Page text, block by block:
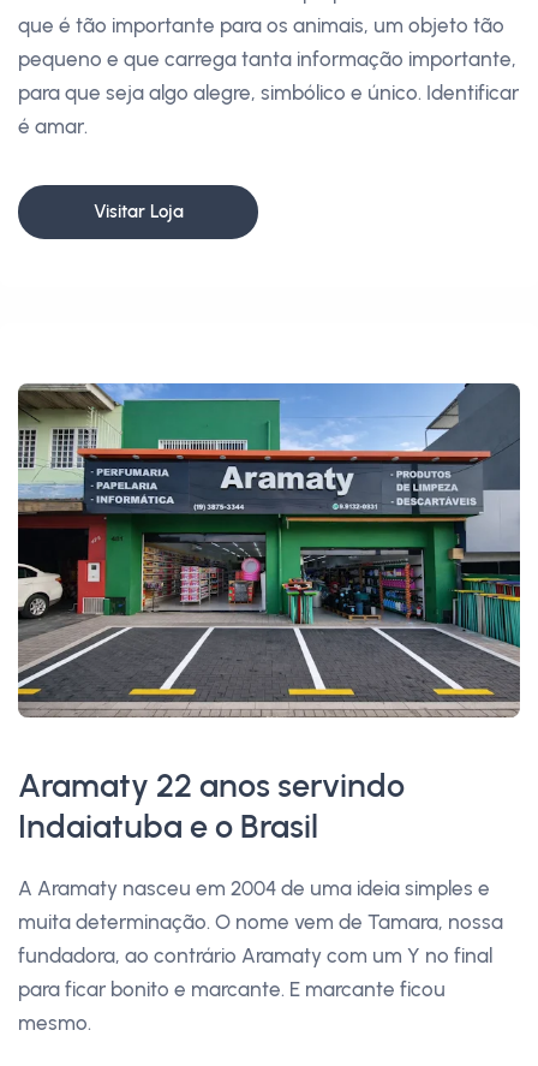
que é tão importante para os animais, um objeto tão
pequeno e que carrega tanta informação importante,
para que seja algo alegre, simbólico e único. Identificar
é amar.
Visitar Loja
Aramaty 22 anos servindo
Indaiatuba e o Brasil
A Aramaty nasceu em 2004 de uma ideia simples e
muita determinação. O nome vem de Tamara, nossa
fundadora, ao contrário Aramaty com um Y no final
para ficar bonito e marcante. E marcante ficou
mesmo.